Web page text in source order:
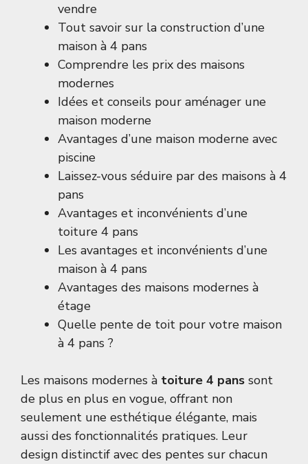
vendre
Tout savoir sur la construction d’une
maison à 4 pans
Comprendre les prix des maisons
modernes
Idées et conseils pour aménager une
maison moderne
Avantages d’une maison moderne avec
piscine
Laissez-vous séduire par des maisons à 4
pans
Avantages et inconvénients d’une
toiture 4 pans
Les avantages et inconvénients d’une
maison à 4 pans
Avantages des maisons modernes à
étage
Quelle pente de toit pour votre maison
à 4 pans ?
Les maisons modernes à toiture 4 pans sont
de plus en plus en vogue, offrant non
seulement une esthétique élégante, mais
aussi des fonctionnalités pratiques. Leur
design distinctif avec des pentes sur chacun